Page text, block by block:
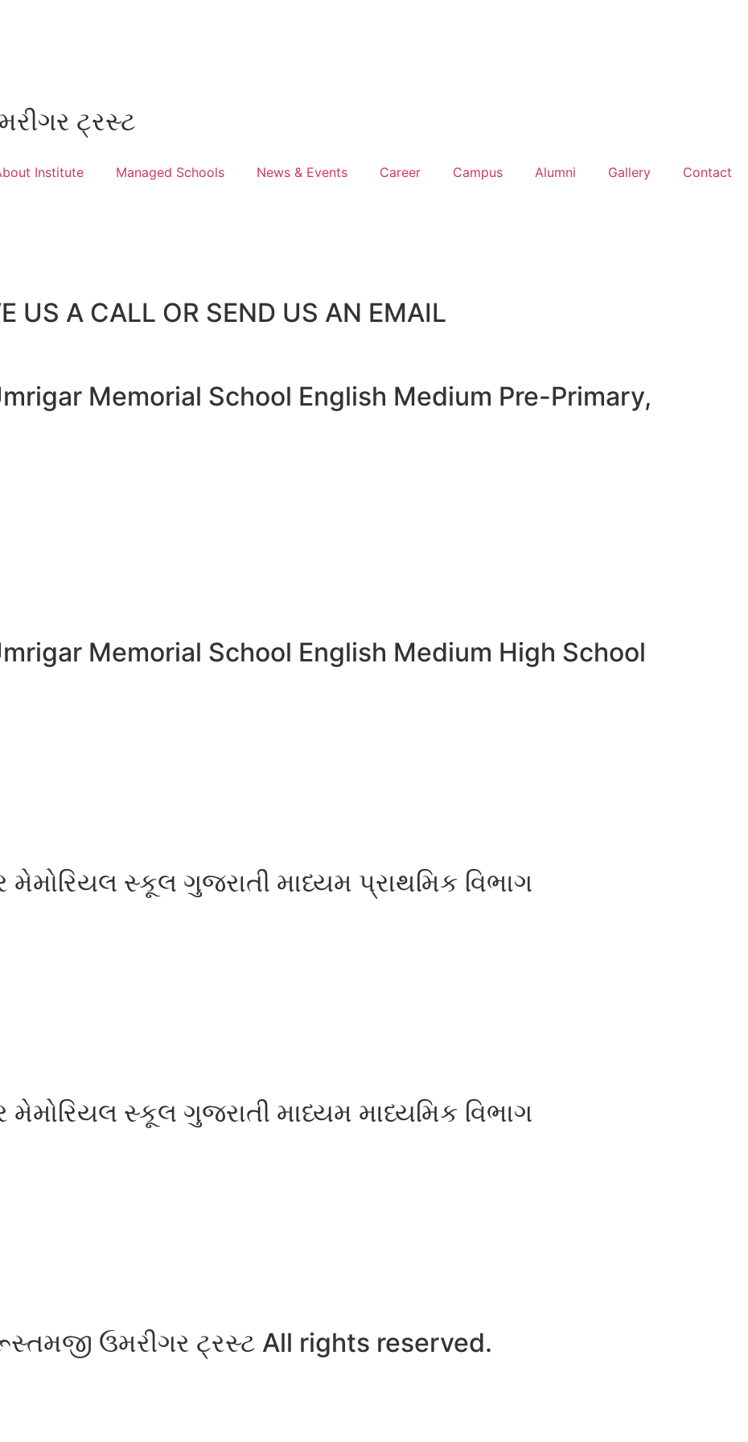
ટ્રસ્ટ
Institute Managed Schools News & Events Career Campus Alumni Gallery Contact
US A CALL OR SEND US AN EMAIL
Memorial School English Medium Pre-Primary,
Memorial School English Medium High School
સ્કૂલ ગુજરાતી માધ્યમ પ્રાથમિક વિભાગ
સ્કૂલ ગુજરાતી માધ્યમ માધ્યમિક વિભાગ
ઉમરીગર ટ્રસ્ટ All rights reserved.